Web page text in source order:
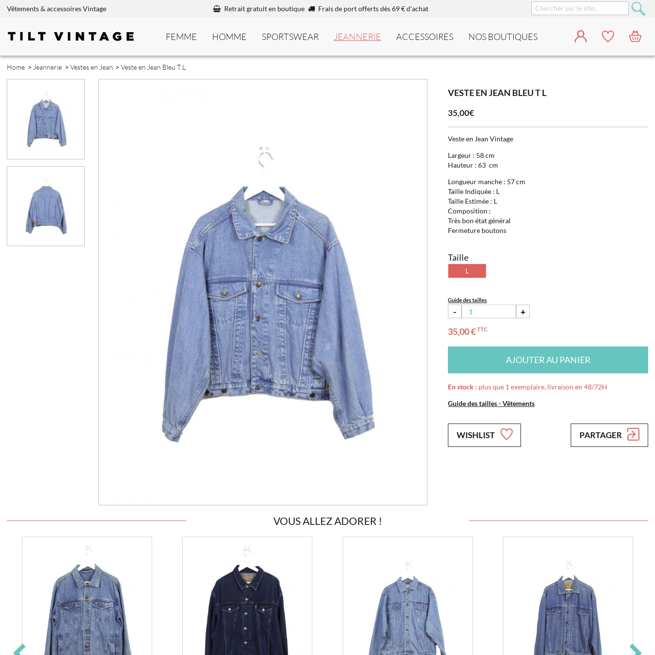
Vêtements & accessoires Vintage Retrait gratuit en boutique Frais de port offerts dès 69 € d'achat
FEMME HOMME SPORTSWEAR JEANNERIE ACCESSOIRES NOS BOUTIQUES
Home > Jeannerie > Vestes en Jean >Veste en Jean Bleu T L
VESTE EN JEAN BLEU T L
35,00€
Veste en Jean Vintage
Largeur : 58 cm
Hauteur : 63 cm
Longueur manche : 57 cm
Taille Indiquée : L
Taille Estimée : L
Composition :
Très bon état général
Fermeture boutons
Taille
L
Guide des tailles
-
+
35,00 €TTC
AJOUTER AU PANIER
En stock : plus que 1 exemplaire, livraison en 48/72H
Guide des tailles - Vêtements
WISHLIST PARTAGER
VOUS ALLEZ ADORER !